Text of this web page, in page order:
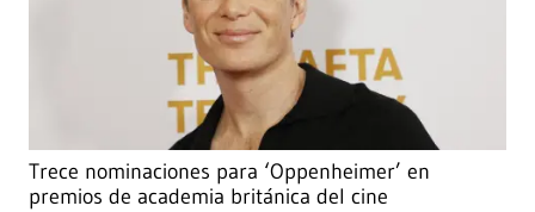
Trece nominaciones para ‘Oppenheimer’ en
premios de academia británica del cine